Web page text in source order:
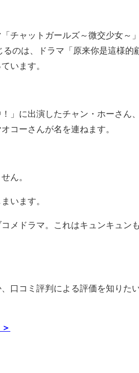
チャットガールズ～微交少女～
のは、ドラマ「原来你是這様的
います。
」に出演したチャン・ホーさん
コーさんが名を連ねます。
ん。
います。
メドラマ。これはキュンキュン
口コミ評判による評価を知りた